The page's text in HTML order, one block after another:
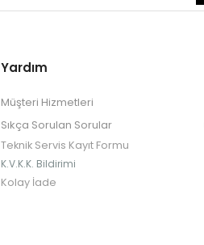
Yardım
Müşteri Hizmetleri
Sıkça Sorulan Sorular
Teknik Servis Kayıt Formu
K.V.K.K. Bildirimi
Kolay İade